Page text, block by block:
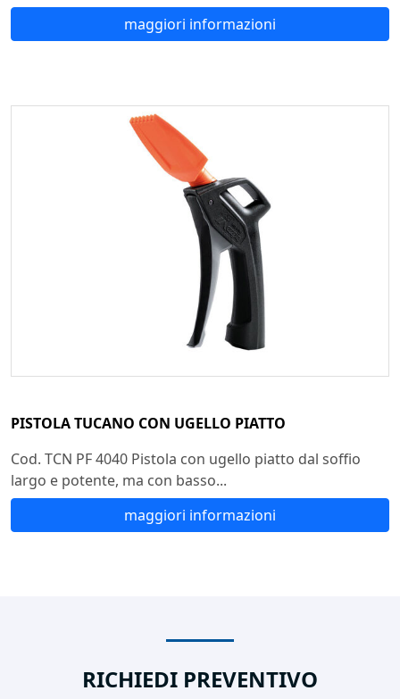
maggiori informazioni
PISTOLA TUCANO CON UGELLO PIATTO
Cod. TCN PF 4040 Pistola con ugello piatto dal soffio
largo e potente, ma con basso...
maggiori informazioni
RICHIEDI PREVENTIVO